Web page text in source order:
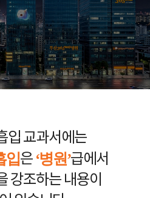
입 교과서에는
입은 ‘병원’급에서
강조하는 내용이